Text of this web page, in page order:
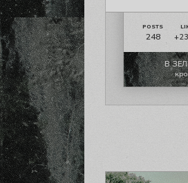
248
В